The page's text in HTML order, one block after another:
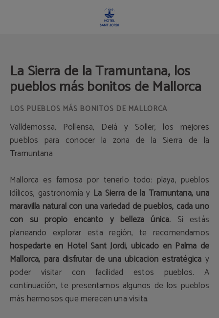
La Sierra de la Tramuntana, los
pueblos más bonitos de Mallorca
LOS PUEBLOS MÁS BONITOS DE MALLORCA
Valldemossa, Pollensa, Deià y Soller, los mejores
pueblos para conocer la zona de la Sierra de la
Tramuntana
Mallorca es famosa por tenerlo todo: playa, pueblos
idílicos, gastronomía y La Sierra de la Tramuntana, una
maravilla natural con una variedad de pueblos, cada uno
con su propio encanto y belleza única. Si estás
planeando explorar esta región, te recomendamos
hospedarte en Hotel Sant Jordi, ubicado en Palma de
Mallorca, para disfrutar de una ubicación estratégica y
poder visitar con facilidad estos pueblos. A
continuación, te presentamos algunos de los pueblos
más hermosos que merecen una visita.